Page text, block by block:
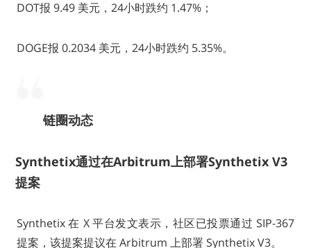
DOT报 9.49 美元，24小时跌约 1.47%；
DOGE报 0.2034 美元，24小时跌约 5.35%。
链圈动态
Synthetix通过在Arbitrum上部署Synthetix V3
提案
Synthetix 在 X 平台发文表示，社区已投票通过 SIP-367
提案，该提案提议在 Arbitrum 上部署 Synthetix V3。